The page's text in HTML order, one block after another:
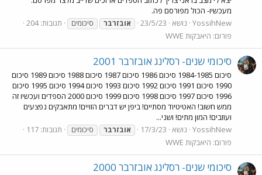
מעכשיו- הכול מפורסם פה.
YossihNew נושא 23/5/23 אובזרבר סיכומים
תגובות: 204
פורום: היאבקות WWE
סיכומי שנים- רסלינג אובזרבר 2001
סיכום 1984-1985 סיכום 1986 סיכום 1987 סיכום 1988 סיכום 1989 סיכום
1990 סיכום 1991 סיכום 1992 סיכום 1993 סיכום 1994 סיכום 1995 סיכום
1996 סיכום 1997 סיכום 1998 סיכום 1999 סיכום 2000 הספדים ועכשיו זה
ממש חשוב! האטיטיוד מסתיים! ביפן יש דברים הזויים! מתאבקים נפצעים
ועוזבים! המון מתים! ושני...
YossihNew נושא 17/3/23 אובזרבר סיכומים
תגובות: 117
פורום: היאבקות WWE
סיכומי שנים- רסלינג אובזרבר 2000